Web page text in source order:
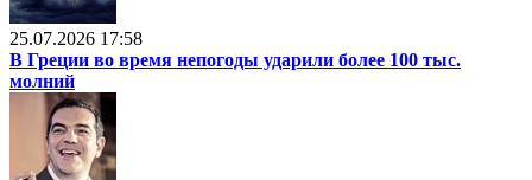
25.07.2026 17:58
В Греции во время непогоды ударили более 100 тыс.
молний